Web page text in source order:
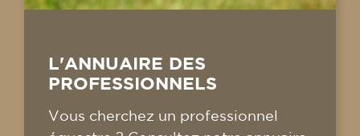
L'ANNUAIRE DES
PROFESSIONNELS
Vous cherchez un professionnel